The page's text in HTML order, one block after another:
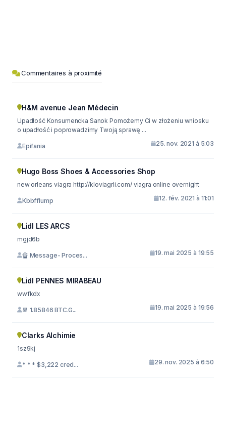
Commentaires à proximité
H&M avenue Jean Médecin
Upadłość Konsumencka Sanok Pomożemy Ci w złożeniu wniosku
o upadłość i poprowadzimy Twoją sprawę ...
Epifania 25. nov. 2021 à 5:03
Hugo Boss Shoes & Accessories Shop
new orleans viagra http://kloviagrli.com/ viagra online overnight
Kbbfflump 12. fév. 2021 à 11:01
Lidl LES ARCS
mgjd6b
🔏 Message- Proces... 19. mai 2025 à 19:55
Lidl PENNES MIRABEAU
wwfkdx
📆 1.85846 BTC.G... 19. mai 2025 à 19:56
Clarks Alchimie
1sz9kj
* * * $3,222 cred... 29. nov. 2025 à 6:50